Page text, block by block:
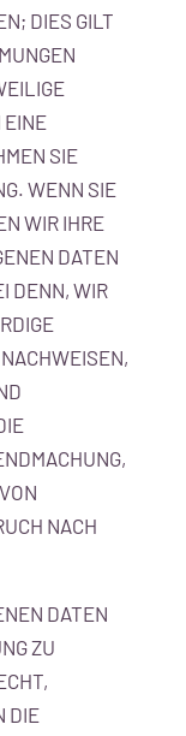
DIES GILT
EINE
SIE
WENN SIE
WIR IHRE
DATEN
DENN, WIR
NACH
DATEN
ZU
DIE